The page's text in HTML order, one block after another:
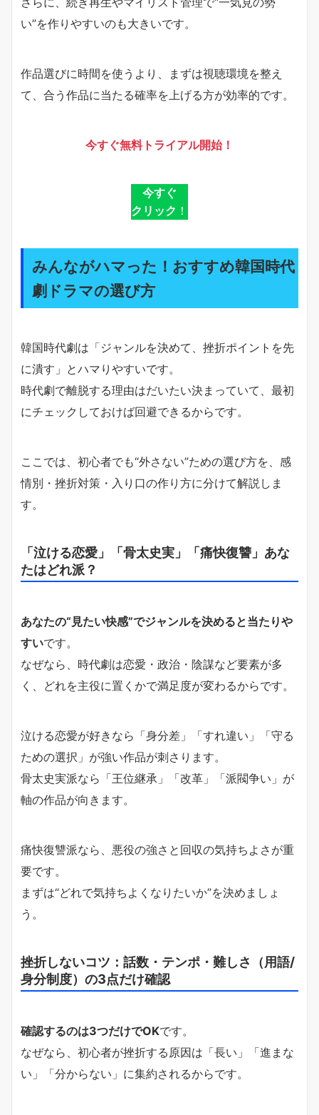
い”を作りやすいのも大きいです。
作品選びに時間を使うより、まずは視聴環境を整え
て、合う作品に当たる確率を上げる方が効率的です。
今すぐ無料トライアル開始！
今すぐ
クリック ！
みんながハマった！おすすめ韓国時代
劇ドラマの選び方
韓国時代劇は「ジャンルを決めて、挫折ポイントを先
に潰す」とハマりやすいです。
時代劇で離脱する理由はだいたい決まっていて、最初
にチェックしておけば回避できるからです。
ここでは、初心者でも“外さない”ための選び方を、感
情別・挫折対策・入り口の作り方に分けて解説しま
す。
「泣ける恋愛」「骨太史実」「痛快復讐」あな
たはどれ派？
あなたの“見たい快感”でジャンルを決めると当たりや
すいです。
なぜなら、時代劇は恋愛・政治・陰謀など要素が多
く、どれを主役に置くかで満足度が変わるからです。
泣ける恋愛が好きなら「身分差」「すれ違い」「守る
ための選択」が強い作品が刺さります。
骨太史実派なら「王位継承」「改革」「派閥争い」が
軸の作品が向きます。
痛快復讐派なら、悪役の強さと回収の気持ちよさが重
要です。
まずは“どれで気持ちよくなりたいか”を決めましょ
う。
挫折しないコツ：話数・テンポ・難しさ（用語/
身分制度）の3点だけ確認
確認するのは3つだけでOKです。
なぜなら、初心者が挫折する原因は「長い」「進まな
い」「分からない」に集約されるからです。